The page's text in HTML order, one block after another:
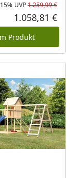
UVP1.259,99 €
1.058,81 €
Produkt